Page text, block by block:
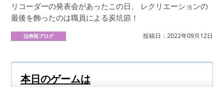
リコーダーの発表会があったこの日、 レクリエーションの
最後を飾ったのは職員による炭坑節！
法寿苑ブログ 投稿日：2022年09月12日
本日のゲームは